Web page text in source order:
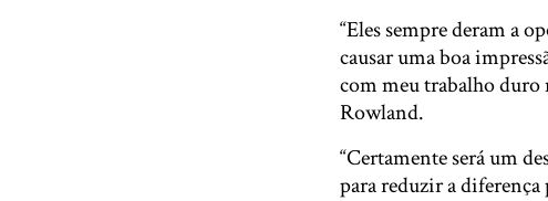
“Eles sempre deram a
causar uma boa
com meu trabalho duro
Rowland.
“Certamente será um
para reduzir a diferença